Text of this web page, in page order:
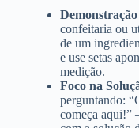
confeitaria ou
de um
e use setas
medição.
Foco na
perguntando:
começa aqui!”